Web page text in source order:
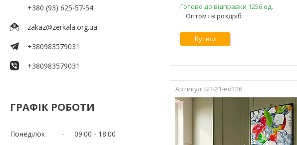
+380 (93) 625-57-54
zakaz@zerkala.org.ua
+380983579031
+380983579031
ГРАФІК РОБОТИ
Понеділок 09:00
18:00
Готово до відправки 1256 од.
Оптом і в роздріб
Купити
БП-21-ed126